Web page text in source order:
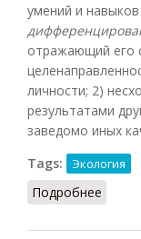
умений и
отражающий его
личности; 2)
результатами
заведомо иных
Tags:
Экология
Подробнее